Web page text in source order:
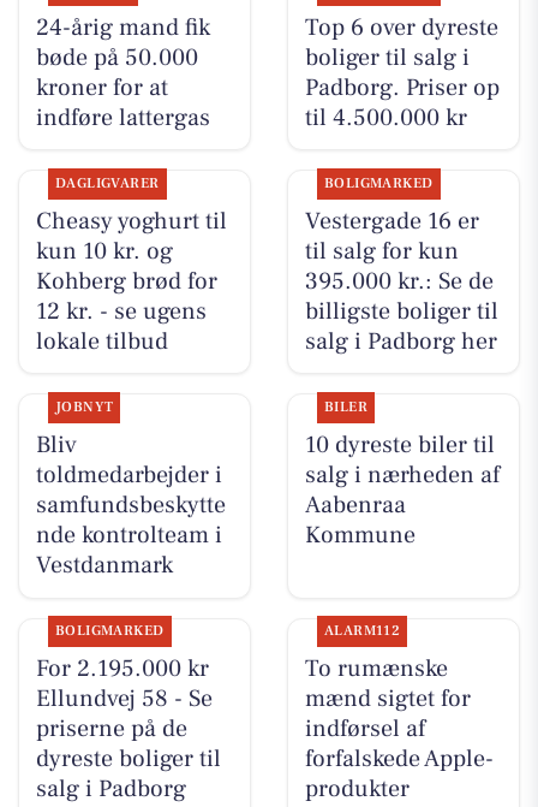
24-årig mand fik
bøde på 50.000
kroner for at
indføre lattergas
Top 6 over dyreste
boliger til salg i
Padborg. Priser op
til 4.500.000 kr
DAGLIGVARER
Cheasy yoghurt til
kun 10 kr. og
Kohberg brød for
12 kr. - se ugens
lokale tilbud
BOLIGMARKED
Vestergade 16 er
til salg for kun
395.000 kr.: Se de
billigste boliger til
salg i Padborg her
JOBNYT
Bliv
toldmedarbejder i
samfundsbeskytte
nde kontrolteam i
Vestdanmark
BILER
10 dyreste biler til
salg i nærheden af
Aabenraa
Kommune
BOLIGMARKED
For 2.195.000 kr
Ellundvej 58 - Se
priserne på de
dyreste boliger til
salg i Padborg
ALARM112
To rumænske
mænd sigtet for
indførsel af
forfalskede Apple-
produkter